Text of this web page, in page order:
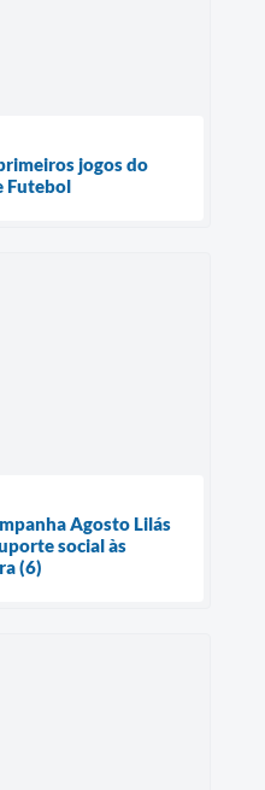
jogos do
Futebol
Agosto Lilás
social às
(6)